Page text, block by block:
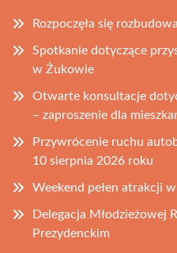
Rozpoczęła się
Spotkanie dotyczące
w Żukowie
Otwarte konsultacje
– zaproszenie dla
Przywrócenie ruchu
10 sierpnia 2026 roku
Weekend pełen atrakcji
Delegacja Młodzieżowej
Prezydenckim